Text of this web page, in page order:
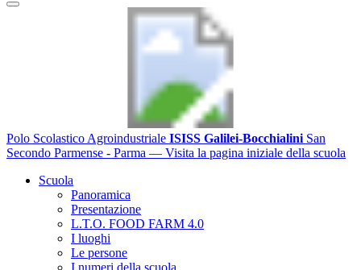
Polo Scolastico Agroindustriale ISISS Galilei-Bocchialini San
Secondo Parmense - Parma — Visita la pagina iniziale della scuola
Scuola
Panoramica
Presentazione
L.T.O. FOOD FARM 4.0
I luoghi
Le persone
I numeri della scuola